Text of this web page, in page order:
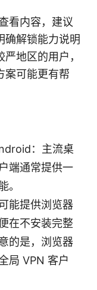
看内容，建议
确解锁能力说明
地区的用户，
案可能更有帮
：主流桌
端通常提供一
。
能提供浏览器
在不安装完整
的是，浏览器
局 VPN 客户